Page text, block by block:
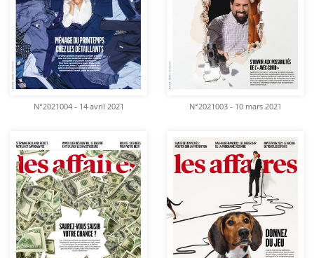
N°2021004 - 14 avril 2021 N°2021003 - 10 mars 2021